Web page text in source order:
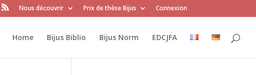
Nous découvrir Prix de thèse Bijus Connexion
Home Bijus Biblio Bijus Norm EDCJFA